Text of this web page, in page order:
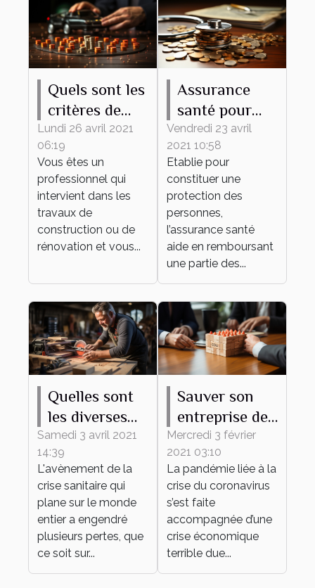
Quels sont les
critères de
choix d’une
assurance RC
décennale ?
Lundi 26 avril 2021
06:19
Vous êtes un
professionnel qui
intervient dans les
travaux de
construction ou de
rénovation et vous...
Assurance
santé pour
l’entreprise :
Pourquoi est-
elle
indispensable
?
Vendredi 23 avril
2021 10:58
Etablie pour
constituer une
protection des
personnes,
l’assurance santé
aide en remboursant
une partie des...
Quelles sont
les diverses
aides pour
auto
entrepreneur
contre le
COVID ?
Samedi 3 avril 2021
14:39
L'avènement de la
crise sanitaire qui
plane sur le monde
entier a engendré
plusieurs pertes, que
ce soit sur...
Sauver son
entreprise de
l'impact de la
COVID-19 :
que faire ?
Mercredi 3 février
2021 03:10
La pandémie liée à la
crise du coronavirus
s’est faite
accompagnée d’une
crise économique
terrible due...